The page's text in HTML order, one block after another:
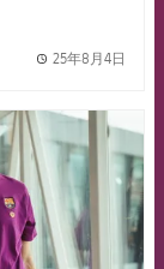
25年8月4日